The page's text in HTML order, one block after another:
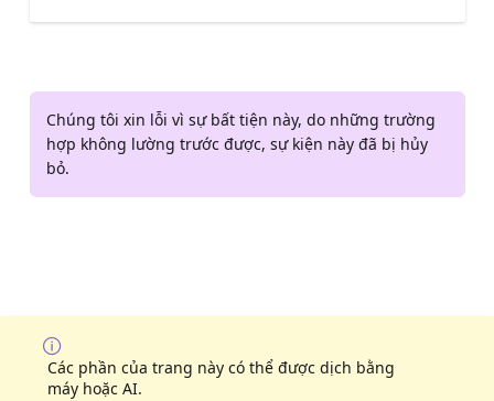
Chúng tôi xin lỗi vì sự bất tiện này, do những trường
hợp không lường trước được, sự kiện này đã bị hủy
bỏ.
Các phần của trang này có thể được dịch bằng
máy hoặc AI.